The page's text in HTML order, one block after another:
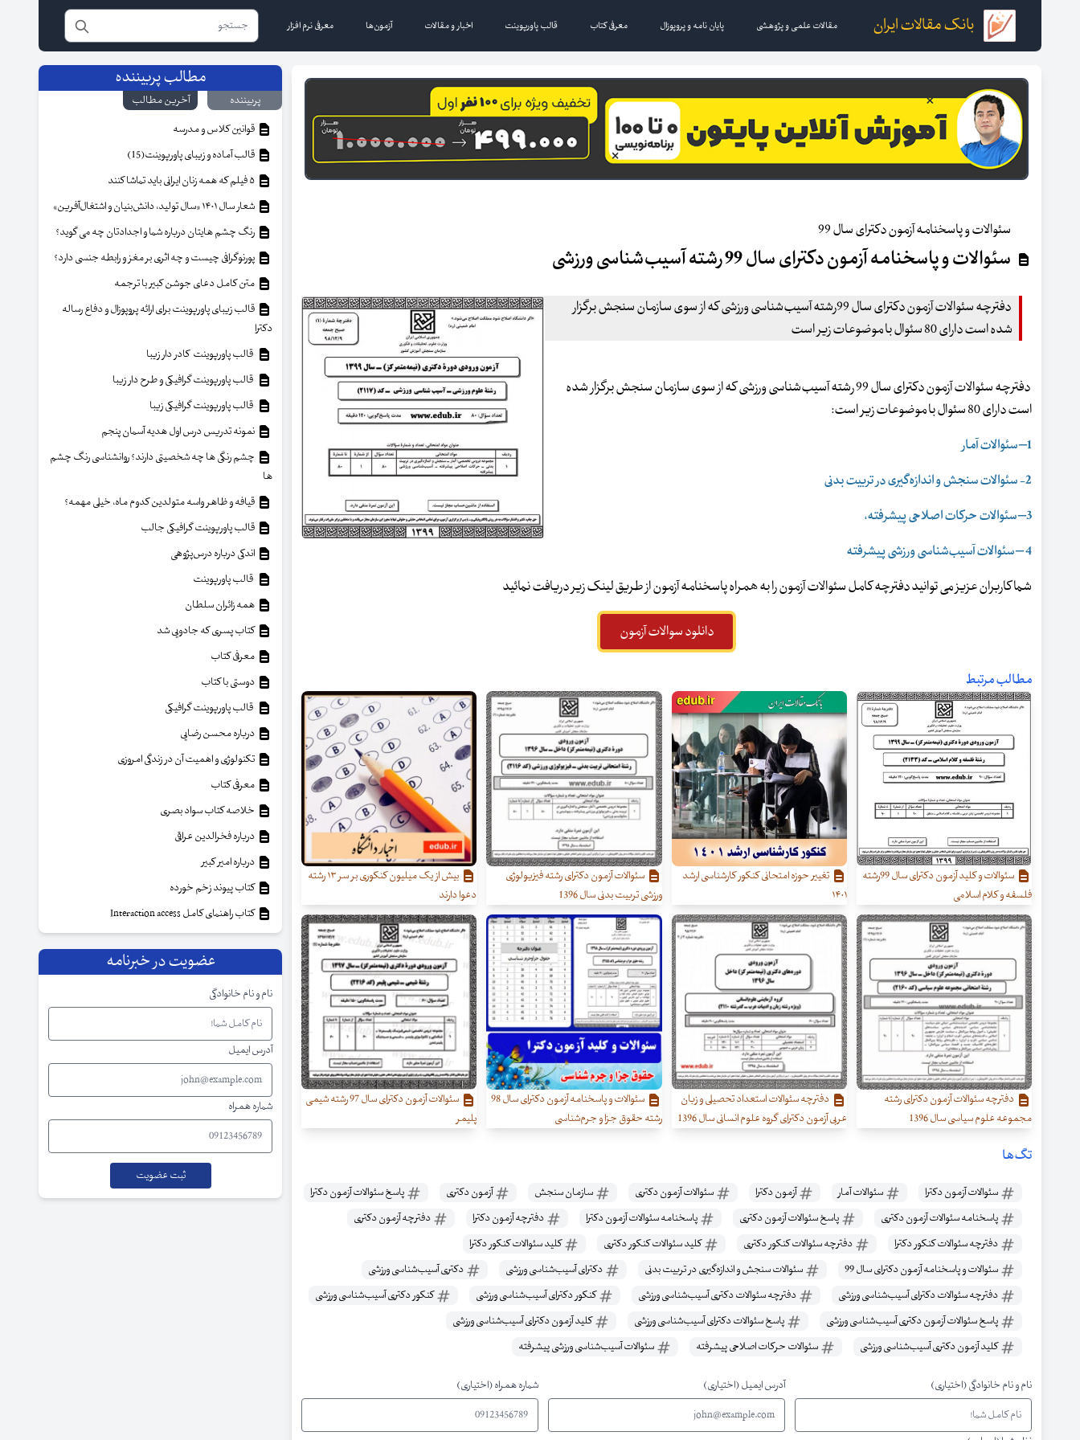
بانک مقالات ایران مقالات علمی و پژوهشی پایان نامه و پروپوزال معرفی کتاب قالب پاورپوینت اخبار و مقالات آزمون‌ها معرفی نرم افزار
سئوالات و پاسخنامه آزمون دکترای سال 99
سئوالات و پاسخنامه آزمون دکترای سال 99 رشته آسیب‌شناسی ورزشی
دفترچه سئوالات آزمون دکترای سال 99رشته آسیب‌شناسی ورزشی که از سوی سازمان سنجش برگزار
شده است دارای 80 سئوال با موضوعات زیر است
دفترچه سئوالات آزمون دکترای سال 99 رشته آسیب‌شناسی ورزشی که از سوی سازمان سنجش برگزار شده
است دارای 80 سئوال با موضوعات زیر است:
1– سئوالات آمار
2- سئوالات سنجش و اندازه‌گیری در تربیت بدنی
3– سئوالات حرکات اصلاحی پیشرفته،
4 – سئوالات آسیب‌شناسی ورزشی پیشرفته
شما کاربران عزیز می توانید دفترچه کامل سئوالات آزمون را به همراه پاسخنامه آزمون از طریق لینک زیر دریافت نمائید
دانلود سوالات آزمون
مطالب مرتبط
سئوالات و کلید آزمون دکترای سال 99رشته
فلسفه و کلام اسلامی
تغییر حوزه امتحانی کنکور کارشناسی ارشد
۱۴۰۱
سئوالات آزمون دکترای رشته فیزیولوژی
ورزشی تربیت بدنی سال 1396
بیش از یک میلیون کنکوری بر سر ۱۳ رشته
دعوا دارند
دفترچه سئوالات آزمون دکترای رشته
مجموعه علوم سیاسی سال 1396
دفترچه سئوالات استعداد تحصیلی و زبان
عربی آزمون دکترای گروه علوم انسانی سال 1396
سئوالات و پاسخنامه آزمون دکترای سال 98
رشته حقوق جزا و جرم‌شناسی
سئوالات آزمون دکترای سال 97 رشته شیمی
پلیمر
تگ‌ها
سئوالات آزمون دکترا سئوالات آمار آزمون دکترا سئوالات آزمون دکتری سازمان سنجش آزمون دکتری
پاسخ سئوالات آزمون دکترا
پاسخنامه سئوالات آزمون دکتری
پاسخ سئوالات آزمون دکتری پاسخنامه سئوالات آزمون دکترا دفترچه آزمون دکترا
دفترچه آزمون دکتری
دفترچه سئوالات کنکور دکترا
دفترچه سئوالات کنکور دکتری کلید سئوالات کنکور دکتری
کلید سئوالات کنکور دکترا
سئوالات و پاسخنامه آزمون دکترای سال 99
سئوالات سنجش و اندازه‌گیری در تربیت بدنی دکترای آسیب‌شناسی ورزشی
دکتری آسیب‌شناسی ورزشی
دفترچه سئوالات دکترای آسیب‌شناسی ورزشی
دفترچه سئوالات دکتری آسیب‌شناسی ورزشی کنکور دکترای آسیب‌شناسی ورزشی
کنکور دکتری آسیب‌شناسی ورزشی
پاسخ سئوالات آزمون دکتری آسیب‌شناسی ورزشی
پاسخ سئوالات دکترای آسیب‌شناسی ورزشی
کلید آزمون دکترای آسیب‌شناسی ورزشی
کلید آزمون دکتری آسیب‌شناسی ورزشی
سئوالات حرکات اصلاحی پیشرفته سئوالات آسیب‌شناسی ورزشی پیشرفته
نام و نام خانوادگی (اختیاری) آدرس ایمیل (اختیاری) شماره همراه (اختیاری)
مطالب پربیننده
پربیننده
آخرین مطالب
قوانین کلاس و مدرسه
قالب آماده و زیبای پاورپوینت(15)
شعار سال ۱۴۰۱ «سال تولید، دانش‌بنیان و اشتغال‌آفرین»
رنگ چشم هایتان درباره شما و اجدادتان چه می گوید؟
پورنوگرافی چیست و چه اثری بر مغز و رابطه جنسی دارد؟
متن کامل دعای جوشن کبیر با ترجمه
قالب زیبای پاورپوینت برای ارائه پروپوزال و دفاع رساله
دکترا
قالب پاورپوینت کادر دار زیبا
قالب پاورپوینت گرافیکی و طرح دار زیبا
قالب پاورپوینت گرافیکی زیبا
نمونه تدریس درس اول هدیه آسمان پنجم
چشم رنگی ها چه شخصیتی دارند؟ روانشناسی رنگ چشم
ها
قیافه و ظاهر واسه متولدین کدوم ماه، خیلی مهمه؟
قالب پاورپوینت گرافیکی جالب
اندکی درباره درس‌پژوهی
قالب پاورپوینت
همه زائران سلطان
کتاب پسری که جادویی شد
معرفی کتاب
دوستی با کتاب
قالب پاورپوینت گرافیکی
درباره محسن رضایی
تکنولوژی و اهمیت آن در زندگی امروزی
معرفی کتاب
خلاصه کتاب سواد بصری
درباره فخرالدین عراقی
درباره امیر کبیر
کتاب پیوند زخم خورده
کتاب راهنمای کامل Interaction access
عضویت در خبرنامه
نام و نام خانوادگی
آدرس ایمیل
شماره همراه